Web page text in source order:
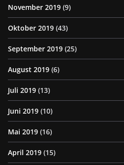
November 2019 (9)
Oktober 2019 (43)
September 2019 (25)
August 2019 (6)
Juli 2019 (13)
Juni 2019 (10)
Mai 2019 (16)
April 2019 (15)